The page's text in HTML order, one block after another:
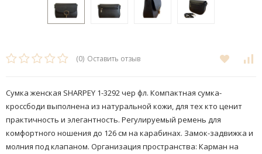
(0) Оставить отзыв
Сумка женская SHARPEY 1-3292 чер фл. Компактная сумка-
кроссбоди выполнена из натуральной кожи, для тех кто ценит
практичность и элегантность. Регулируемый ремень для
комфортного ношения до 126 см на карабинах. Замок-задвижка и
молния под клапаном. Организация пространства: Карман на